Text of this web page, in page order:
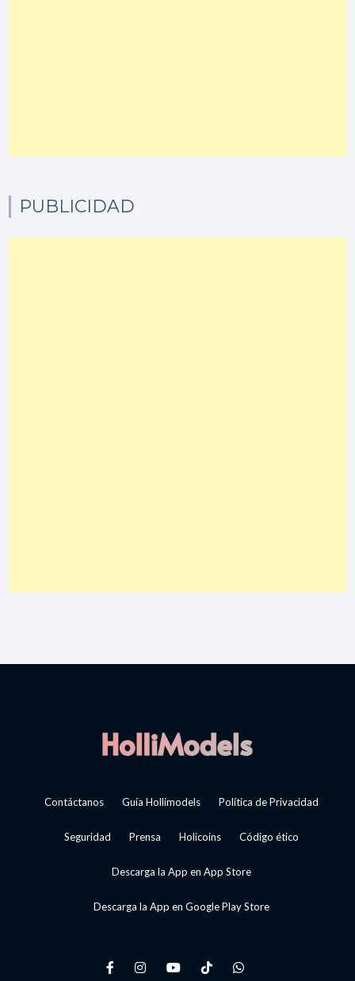
PUBLICIDAD
Contáctanos Guía Hollimodels Política de Privacidad
Seguridad Prensa Holicoins Código ético
Descarga la App en App Store
Descarga la App en Google Play Store